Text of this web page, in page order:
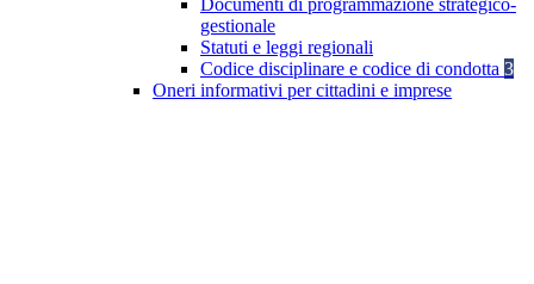
Documenti di programmazione strategico-
gestionale
Statuti e leggi regionali
Codice disciplinare e codice di condotta 3
Oneri informativi per cittadini e imprese